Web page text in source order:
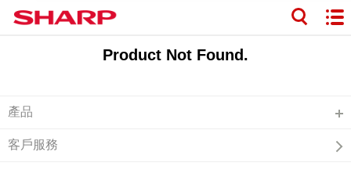
Product Not Found.
產品
客戶服務